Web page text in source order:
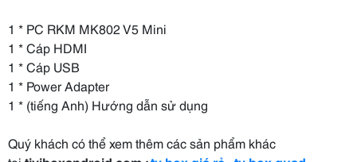
1 * PC RKM MK802 V5 Mini
1 * Cáp HDMI
1 * Cáp USB
1 * Power Adapter
1 * (tiếng Anh) Hướng dẫn sử dụng
Quý khách có thể xem thêm các sản phẩm khác